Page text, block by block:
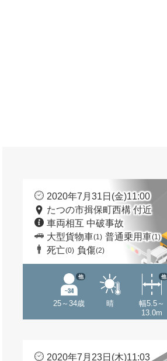
2020年7月31日(金)11:00
たつの市揖保町西構 付近
車両相互 中破事故
大型貨物車(1) 普通乗用車(1)
死亡(0) 負傷(2)
25～34歳
他
晴
幅5.5～
13.0m
他
2020年7月23日(木)11:03